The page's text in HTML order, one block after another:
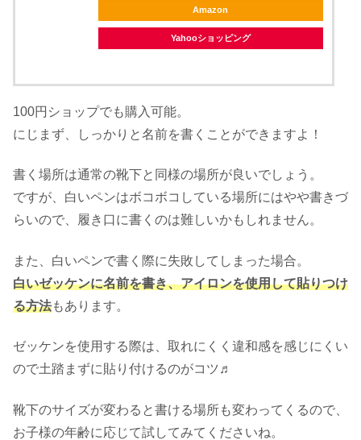
Amazon
Yahooショッピング
100円ショップでも購入可能。
にじまず、しっかりと名前を書くことができますよ！
書く場所は通常の靴下と同様の場所が良いでしょう。
ですが、白いペンはボコボコしている場所にはやや書きづ
らいので、履き口に書くのは難しいかもしれません。
また、白いペンで書く際に失敗してしまった場合。
白いゼッケンに名前を書き、アイロンを使用して貼りつけ
る方法もあります。
ゼッケンを使用する際は、取れにくく違和感を感じにくい
ので土踏まずに貼り付けるのがコツ♬
靴下のサイズが変わると書ける場所も変わってくるので、
お子様の年齢に応じて試してみてくださいね。